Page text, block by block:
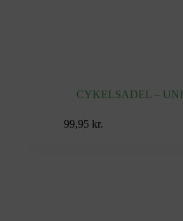
CYKELSADEL –
99,95 kr.